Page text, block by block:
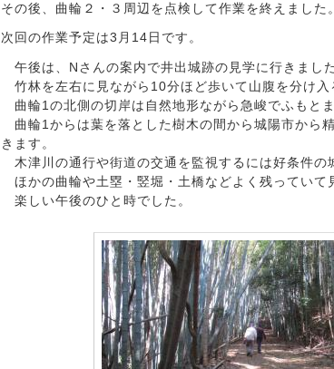
その後、曲輪２・３周辺を点検して作業を終えました。
次回の作業予定は3月14日です。
午後は、Nさんの案内で井出城跡の見学に行きました
竹林を左右に見ながら10分ほど歩いて山腹を分け入
曲輪1の北側の切岸は自然地形ながら急峻でふもとま
曲輪1からは葉を落とした樹木の間から城陽市から
きます。
木津川の通行や街道の交通を監視するには好条件の
ほかの曲輪や土塁・竪堀・土橋などよく残っていて
楽しい午後のひと時でした。